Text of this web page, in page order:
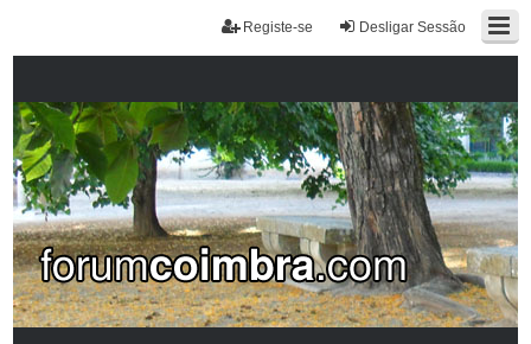
Desligar Sessão
Registe-se